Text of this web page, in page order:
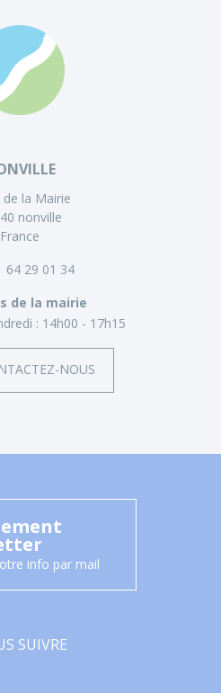
de la Mairie
nonville
France
64 29 01 34
de la mairie
: 14h00 - 17h15
NOUS
info par mail
SUIVRE